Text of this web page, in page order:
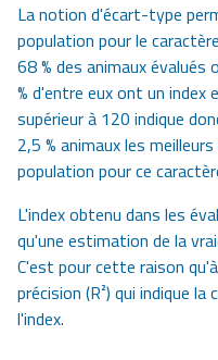
La notion d'écart-type
population pour le
68 % des animaux
% d'entre eux ont un
supérieur à 120 indique
2,5 % animaux les
population pour ce
L'index obtenu dans les
qu'une estimation de la
C'est pour cette raison
précision (R²) qui indique
l'index.